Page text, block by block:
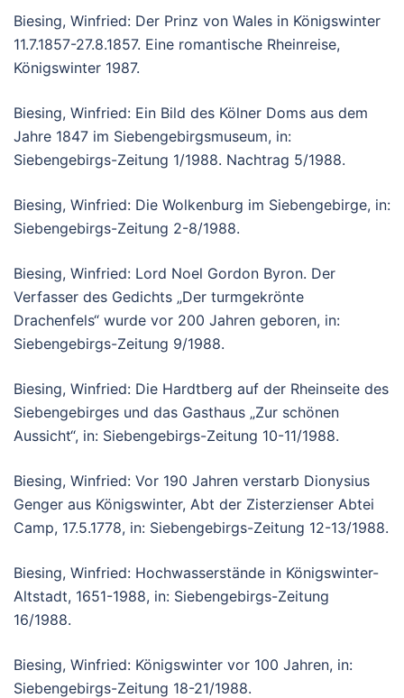
Biesing, Winfried: Der Prinz von Wales in Königswinter
11.7.1857-27.8.1857. Eine romantische Rheinreise,
Königswinter 1987.
Biesing, Winfried: Ein Bild des Kölner Doms aus dem
Jahre 1847 im Siebengebirgsmuseum, in:
Siebengebirgs-Zeitung 1/1988. Nachtrag 5/1988.
Biesing, Winfried: Die Wolkenburg im Siebengebirge, in:
Siebengebirgs-Zeitung 2-8/1988.
Biesing, Winfried: Lord Noel Gordon Byron. Der
Verfasser des Gedichts „Der turmgekrönte
Drachenfels“ wurde vor 200 Jahren geboren, in:
Siebengebirgs-Zeitung 9/1988.
Biesing, Winfried: Die Hardtberg auf der Rheinseite des
Siebengebirges und das Gasthaus „Zur schönen
Aussicht“, in: Siebengebirgs-Zeitung 10-11/1988.
Biesing, Winfried: Vor 190 Jahren verstarb Dionysius
Genger aus Königswinter, Abt der Zisterzienser Abtei
Camp, 17.5.1778, in: Siebengebirgs-Zeitung 12-13/1988.
Biesing, Winfried: Hochwasserstände in Königswinter-
Altstadt, 1651-1988, in: Siebengebirgs-Zeitung
16/1988.
Biesing, Winfried: Königswinter vor 100 Jahren, in:
Siebengebirgs-Zeitung 18-21/1988.